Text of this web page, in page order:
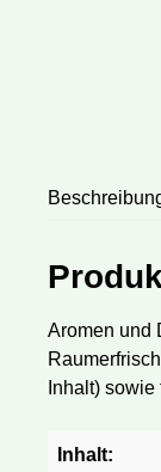
Aromen und
Inhalt)
Inhalt: